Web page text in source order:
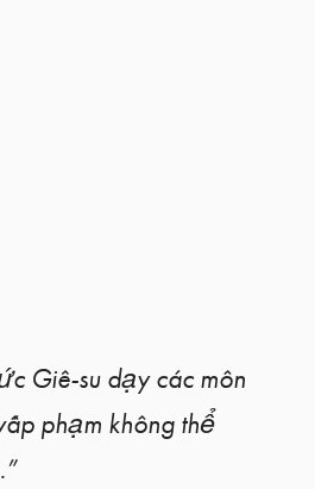
Giê-su dạy các môn
phạm không thể